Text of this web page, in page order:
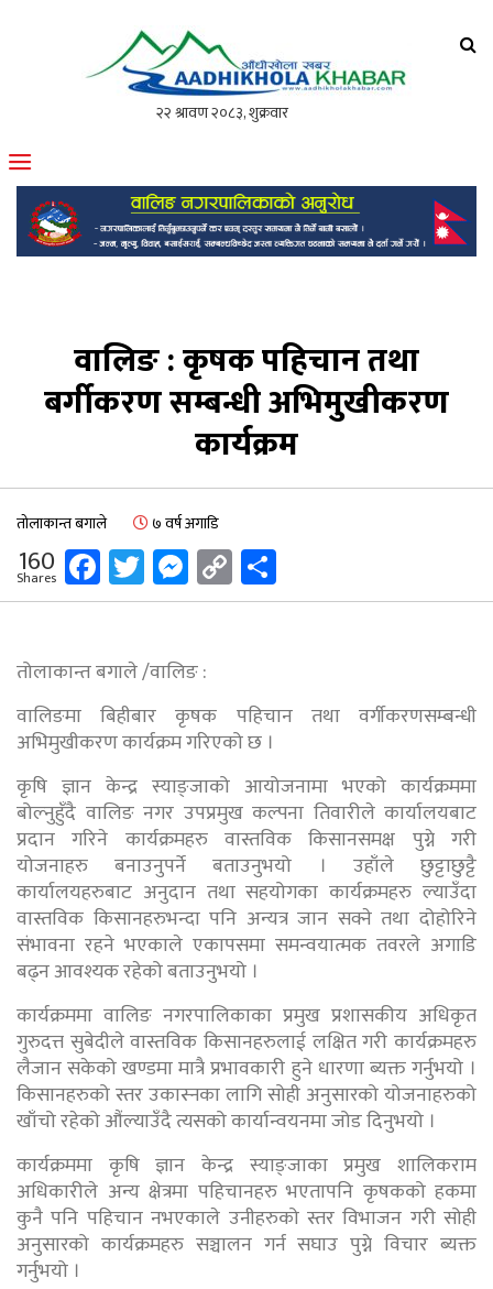
मोफसलकै लोकप्रिय अनलाइन पत्रिका
वालिङ : कृषक पहिचान तथा
बर्गीकरण सम्बन्धी अभिमुखीकरण
कार्यक्रम
तोलाकान्त बगाले ७ वर्ष अगाडि
160
Shares Facebook
Twitter
Messenger
Copy
Link
तोलाकान्त बगाले /वालिङ :
वालिङमा बिहीबार कृषक पहिचान तथा वर्गीकरणसम्बन्धी
अभिमुखीकरण कार्यक्रम गरिएको छ ।
कृषि ज्ञान केन्द्र स्याङ्जाको आयोजनामा भएको कार्यक्रममा
बोल्नुहुँदै वालिङ नगर उपप्रमुख कल्पना तिवारीले कार्यालयबाट
प्रदान गरिने कार्यक्रमहरु वास्तविक किसानसमक्ष पुग्ने गरी
योजनाहरु बनाउनुपर्ने बताउनुभयो । उहाँले छुट्टाछुट्टै
कार्यालयहरुबाट अनुदान तथा सहयोगका कार्यक्रमहरु ल्याउँदा
वास्तविक किसानहरुभन्दा पनि अन्यत्र जान सक्ने तथा दोहोरिने
संभावना रहने भएकाले एकापसमा समन्वयात्मक तवरले अगाडि
बढ्न आवश्यक रहेको बताउनुभयो ।
कार्यक्रममा वालिङ नगरपालिकाका प्रमुख प्रशासकीय अधिकृत
गुरुदत्त सुबेदीले वास्तविक किसानहरुलाई लक्षित गरी कार्यक्रमहरु
लैजान सकेको खण्डमा मात्रै प्रभावकारी हुने धारणा ब्यक्त गर्नुभयो ।
किसानहरुको स्तर उकास्नका लागि सोही अनुसारको योजनाहरुको
खाँचो रहेको औंल्याउँदै त्यसको कार्यान्वयनमा जोड दिनुभयो ।
कार्यक्रममा कृषि ज्ञान केन्द्र स्याङ्जाका प्रमुख शालिकराम
अधिकारीले अन्य क्षेत्रमा पहिचानहरु भएतापनि कृषकको हकमा
कुनै पनि पहिचान नभएकाले उनीहरुको स्तर विभाजन गरी सोही
अनुसारको कार्यक्रमहरु सञ्चालन गर्न सघाउ पुग्ने विचार ब्यक्त
गर्नुभयो ।